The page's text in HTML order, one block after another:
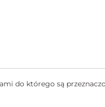
do którego są